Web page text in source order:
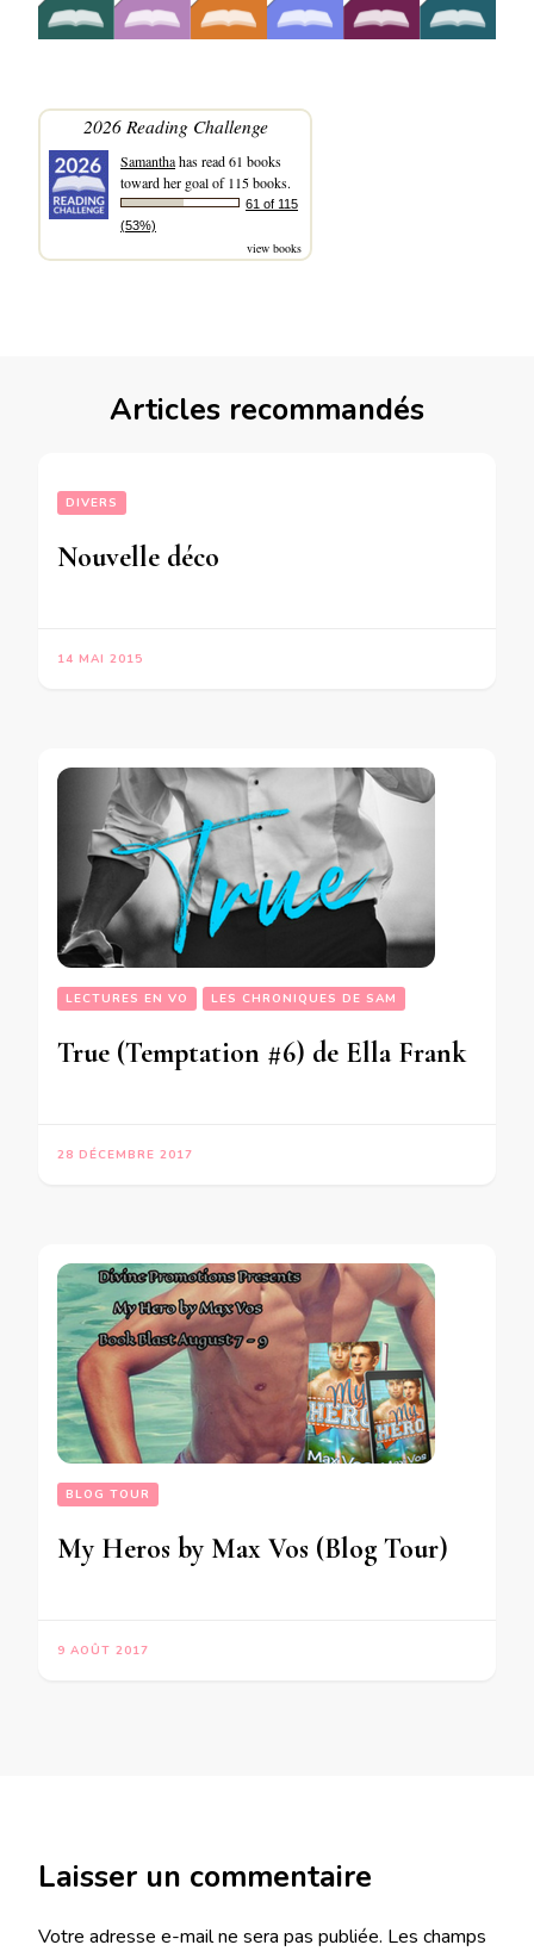
2026 Reading Challenge
Samanthahas read 61 books
toward her goal of 115 books.
61 of 115
(53%)
view books
Articles recommandés
DIVERS
Nouvelle déco
14 MAI 2015
LECTURES EN VO LES CHRONIQUES DE SAM
True (Temptation #6) de Ella Frank
28 DÉCEMBRE 2017
BLOG TOUR
My Heros by Max Vos (Blog Tour)
9 AOÛT 2017
Laisser un commentaire
Votre adresse e-mail ne sera pas publiée. Les champs